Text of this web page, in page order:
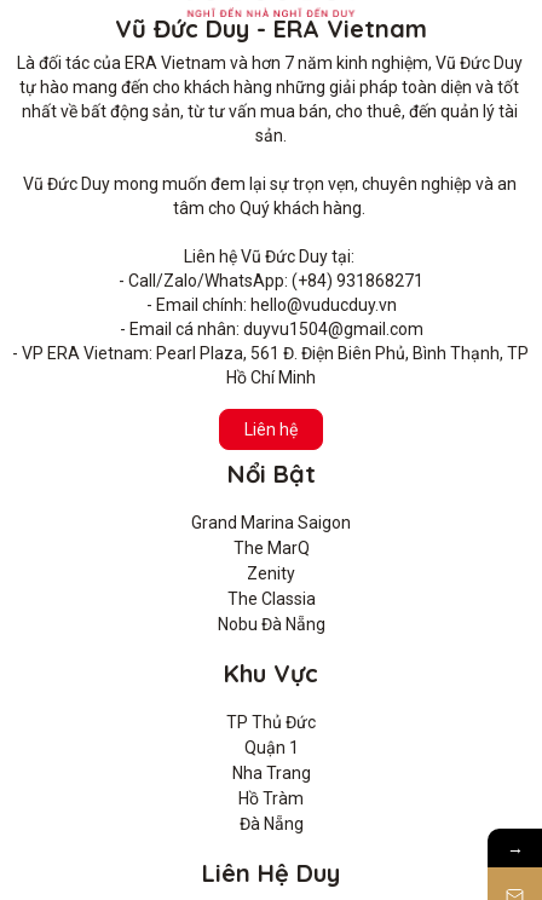
Vũ Đức Duy - ERA Vietnam
Là đối tác của ERA Vietnam và hơn 7 năm kinh nghiệm, Vũ Đức Duy
tự hào mang đến cho khách hàng những giải pháp toàn diện và tốt
nhất về bất động sản, từ tư vấn mua bán, cho thuê, đến quản lý tài
sản.
Vũ Đức Duy mong muốn đem lại sự trọn vẹn, chuyên nghiệp và an
tâm cho Quý khách hàng.
Liên hệ Vũ Đức Duy tại:
- Call/Zalo/WhatsApp: (+84) 931868271
- Email chính: hello@vuducduy.vn
- Email cá nhân: duyvu1504@gmail.com
- VP ERA Vietnam: Pearl Plaza, 561 Đ. Điện Biên Phủ, Bình Thạnh, TP
Hồ Chí Minh
Liên hệ
Nổi Bật
Grand Marina Saigon
The MarQ
Zenity
The Classia
Nobu Đà Nẵng
Khu Vực
TP Thủ Đức
Quận 1
Nha Trang
Hồ Tràm
Đà Nẵng
Liên Hệ Duy
→